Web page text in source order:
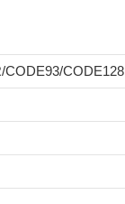
CODE93/CODE128